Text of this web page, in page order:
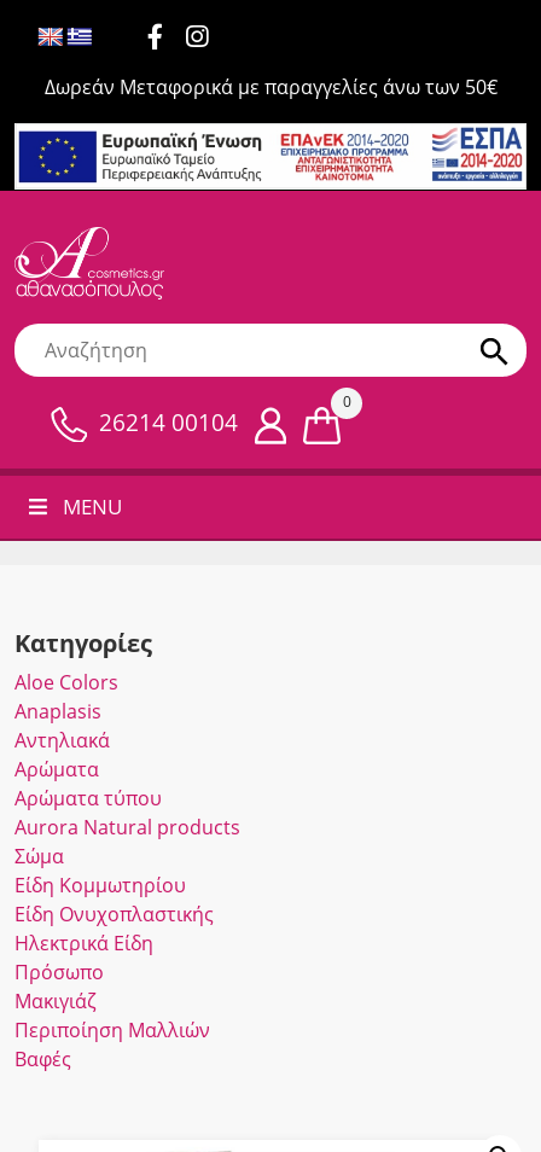
Δωρεάν Μεταφορικά με παραγγελίες άνω των 50€
26214 00104
0
MENU
Κατηγορίες
Αloe Colors
Anaplasis
Αντηλιακά
Αρώματα
Αρώματα τύπου
Αurora Νatural products
Σώμα
Είδη Κομμωτηρίου
Είδη Ονυχοπλαστικής
Ηλεκτρικά Είδη
Πρόσωπο
Μακιγιάζ
Περιποίηση Μαλλιών
Βαφές